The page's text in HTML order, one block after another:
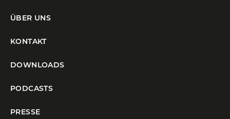
ÜBER UNS
KONTAKT
DOWNLOADS
PODCASTS
PRESSE